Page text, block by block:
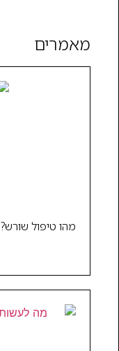
מאמרים
מהו טיפול שורש?